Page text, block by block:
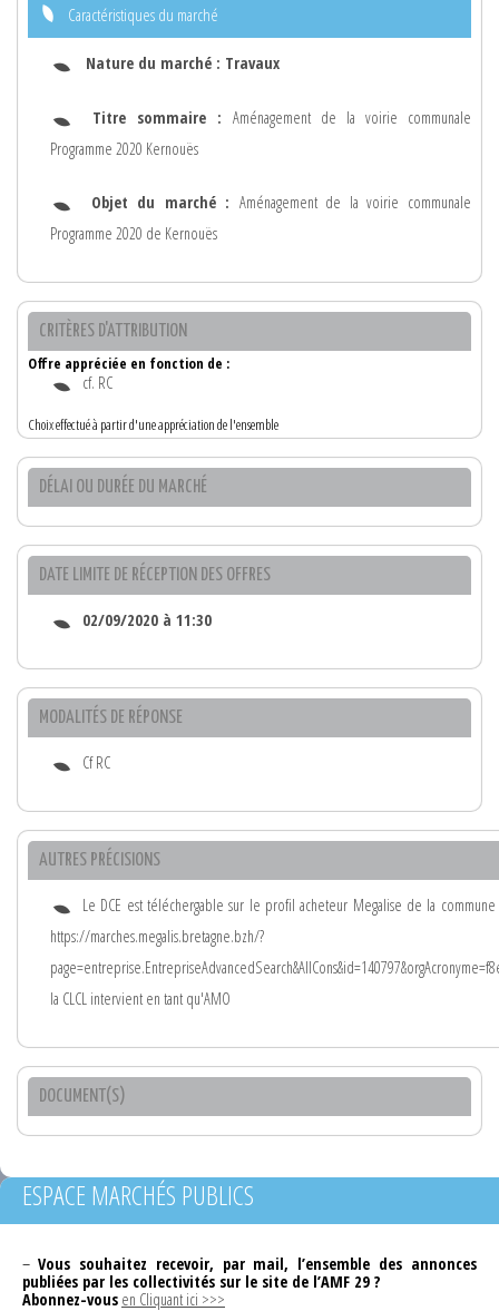
Caractéristiques du marché
Nature du marché : Travaux
Titre sommaire : Aménagement de la voirie communale
Programme 2020 Kernouës
Objet du marché : Aménagement de la voirie communale
Programme 2020 de Kernouës
CRITÈRES D'ATTRIBUTION
Offre appréciée en fonction de :
cf. RC
Choix effectué à partir d'une appréciation de l'ensemble
DÉLAI OU DURÉE DU MARCHÉ
DATE LIMITE DE RÉCEPTION DES OFFRES
02/09/2020 à 11:30
MODALITÉS DE RÉPONSE
Cf RC
AUTRES PRÉCISIONS
Le DCE est téléchergable sur le profil acheteur Megalise de la
https://marches.megalis.bretagne.bzh/?
la CLCL intervient en tant qu'AMO
DOCUMENT(S)
ESPACE MARCHÉS PUBLICS
– Vous souhaitez recevoir, par mail, l’ensemble des annonces
publiées par les collectivités sur le site de l’AMF 29 ?
Abonnez-vous en Cliquant ici >>>